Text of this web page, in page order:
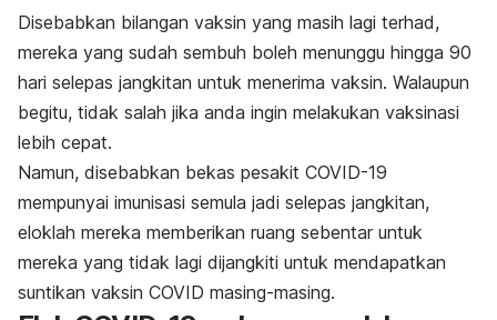
Disebabkan bilangan vaksin yang masih lagi terhad,
mereka yang sudah sembuh boleh menunggu hingga 90
hari selepas jangkitan untuk menerima vaksin. Walaupun
begitu, tidak salah jika anda ingin melakukan vaksinasi
lebih cepat.
Namun, disebabkan bekas pesakit COVID-19
mempunyai imunisasi semula jadi selepas jangkitan,
eloklah mereka memberikan ruang sebentar untuk
mereka yang tidak lagi dijangkiti untuk mendapatkan
suntikan vaksin COVID masing-masing.